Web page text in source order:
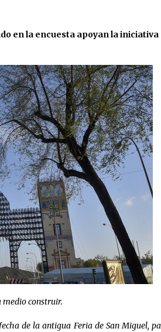
Los farolillos de la Feria de Sevilla
4 de mayo de 2022
El cultivo casero de marihuana deja
sin luz dos meses a 256 familias en
Sevilla
22 de abril de 2022
en la encuesta apoyan la iniciativa
medio construir.
de la antigua Feria de San Miguel,